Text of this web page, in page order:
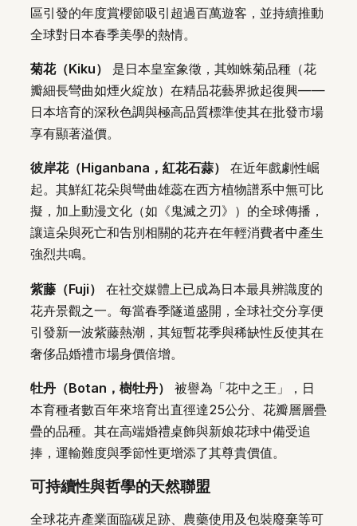
區引發的年度賞櫻節吸引超過百萬遊客，並持續推動
全球對日本春季美學的熱情。
菊花（Kiku）
是日本皇室象徵，其蜘蛛菊品種（花
瓣細長彎曲如煙火綻放）在精品花藝界掀起復興——
日本培育的深秋色調與極高品質標準使其在批發市場
享有顯著溢價。
彼岸花（Higanbana，紅花石蒜）
在近年戲劇性崛
起。其鮮紅花朵與彎曲雄蕊在西方植物譜系中無可比
擬，加上動漫文化（如《鬼滅之刃》）的全球傳播，
讓這朵與死亡和告別相關的花卉在年輕消費者中產生
強烈共鳴。
紫藤（Fuji）
在社交媒體上已成為日本最具辨識度的
花卉景觀之一。每當春季隧道盛開，全球社交分享便
引發新一波紫藤熱潮，其短暫花季與稀缺性反使其在
奢侈品婚禮市場身價倍增。
牡丹（Botan，樹牡丹）
被譽為「花中之王」，日
本育種者數百年來培育出直徑達25公分、花瓣層層疊
疊的品種。其在高端婚禮桌飾與新娘花球中備受追
捧，運輸難度與季節性更增添了其尊貴價值。
可持續性與哲學的天然聯盟
全球花卉產業面臨碳足跡、農藥使用及包裝廢棄等可